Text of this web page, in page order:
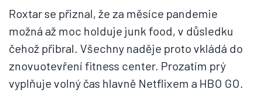
Roxtar se přiznal, že za měsíce pandemie
možná až moc holduje junk food, v důsledku
čehož přibral. Všechny naděje proto vkládá do
znovuotevření fitness center. Prozatím prý
vyplňuje volný čas hlavně Netflixem a HBO GO.